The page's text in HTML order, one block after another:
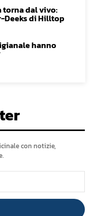
torna dal vivo:
Deeks di Hilltop
hanno
con notizie,